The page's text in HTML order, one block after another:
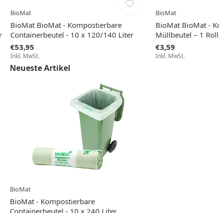
BioMat
BioMat BioMat - Kompostierbare
Containerbeutel - 10 x 120/140 Liter
€53,95
Inkl. MwSt.
BioMat
BioMat BioMat -
Müllbeutel – 1
€3,59
Inkl. MwSt.
Neueste Artikel
BioMat
BioMat - Kompostierbare
Containerbeutel - 10 x 240 Liter